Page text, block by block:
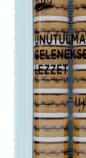
Sandviç dükkanlarında
yağın süzülmesi ve
yöntemler evde de
Yumurta
Malzeme Önerileri
Yumurta sandviçlerine
baharatlar ekleyerek
öğünler hazırlayabilirsiniz.
Zeytinli Salam:
Günümüzdeki
Zeytinli salam, yeşil
20. yüzyıldan beri